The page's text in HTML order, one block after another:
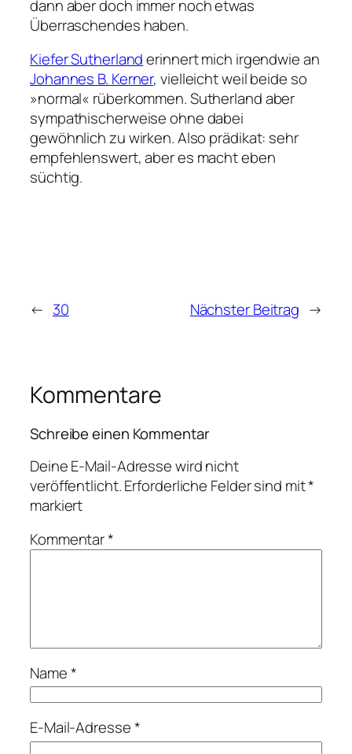
dann aber doch immer noch etwas
Überraschendes haben.
Kiefer Sutherlanderinnert mich irgendwie an
Johannes B. Kerner, vielleicht weil beide so
»normal« rüberkommen. Sutherland aber
sympathischerweise ohne dabei
gewöhnlich zu wirken. Also prädikat: sehr
empfehlenswert, aber es macht eben
süchtig.
← 30 Nächster Beitrag →
Kommentare
Schreibe einen Kommentar
Deine E-Mail-Adresse wird nicht
veröffentlicht.Erforderliche Felder sind mit*
markiert
Kommentar*
Name*
E-Mail-Adresse*